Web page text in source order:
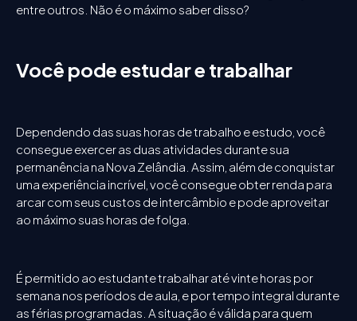
entre outros. Não é o máximo saber disso?
Você pode estudar e trabalhar
Dependendo das suas horas de trabalho e estudo, você
consegue exercer as duas atividades durante sua
permanência na Nova Zelândia. Assim, além de conquistar
uma experiência incrível, você consegue obter renda para
arcar com seus custos de intercâmbio e pode aproveitar
ao máximo suas horas de folga.
É permitido ao estudante trabalhar até vinte horas por
semana nos períodos de aula, e por tempo integral durante
as férias programadas. A situação é válida para quem